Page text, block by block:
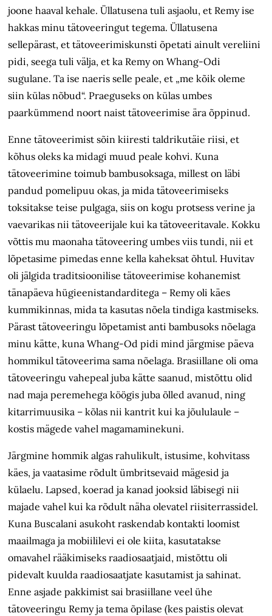
joone haaval kehale. Üllatusena tuli asjaolu, et Remy ise
hakkas minu tätoveeringut tegema. Üllatusena
sellepärast, et tätoveerimiskunsti õpetati ainult vereliini
pidi, seega tuli välja, et ka Remy on Whang-Odi
sugulane. Ta ise naeris selle peale, et „me kõik oleme
siin külas nõbud“. Praeguseks on külas umbes
paarkümmend noort naist tätoveerimise ära õppinud.
Enne tätoveerimist sõin kiiresti taldriku­täie riisi, et
kõhus oleks ka midagi muud peale kohvi. Kuna
tätoveerimine toimub bambusoksaga, millest on läbi
pandud pomelipuu okas, ja mida tätoveerimiseks
toksitakse teise pulgaga, siis on kogu protsess verine ja
vaevarikas nii tätoveerijale kui ka tätoveeritavale. Kokku
võttis mu maonaha tätoveering umbes viis tundi, nii et
lõpetasime pimedas enne kella kaheksat õhtul. Huvitav
oli jälgida traditsioonilise tätoveerimise kohanemist
tänapäeva hügieenistandarditega – Remy oli käes
kummikinnas, mida ta kasutas nõela tindiga kastmiseks.
Pärast tätoveeringu lõpetamist anti bambusoks nõelaga
minu kätte, kuna Whang-Od pidi mind järgmise päeva
hommikul tätoveerima sama nõelaga. Brasiillane oli oma
tätoveeringu vahepeal juba kätte saanud, mistõttu olid
nad maja peremehega köögis juba õlled avanud, ning
kitarrimuusika – kõlas nii kantrit kui ka jõululaule –
kostis mägede vahel magamaminekuni.
Järgmine hommik algas rahulikult, istusime, kohvitass
käes, ja vaatasime rõdult ümbritsevaid mägesid ja
külaelu. Lapsed, koerad ja kanad jooksid läbisegi nii
majade vahel kui ka rõdult näha olevatel riisiterrassidel.
Kuna Buscalani asukoht raskendab kontakti loomist
maailmaga ja mobiililevi ei ole kiita, kasutatakse
omavahel rääkimiseks raadiosaatjaid, mistõttu oli
pidevalt kuulda raadiosaatjate kasutamist ja sahinat.
Enne asjade pakkimist sai brasiillane veel ühe
tätoveeringu Remy ja tema õpilase (kes paistis olevat